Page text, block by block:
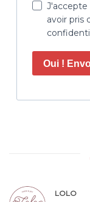
J'accepte
avoir pris
Oui !
LOLO